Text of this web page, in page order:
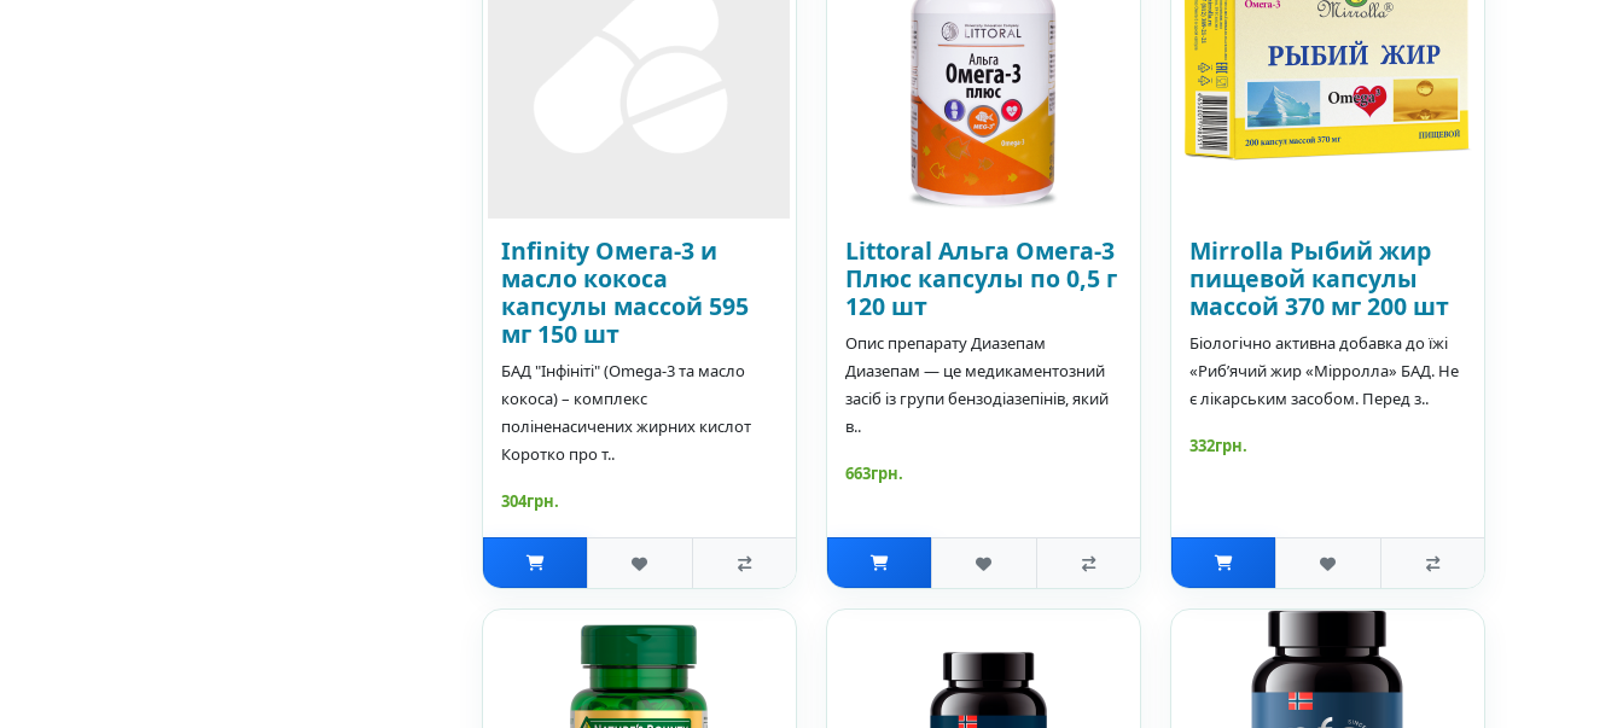
Infinity Омега-3 и
масло кокоса
капсулы массой 595
мг 150 шт
БАД "Інфініті" (Omega-3 та масло
кокоса) – комплекс
поліненасичених жирних кислот
Коротко про т..
304грн.
Littoral Альга Омега-3
Плюс капсулы по 0,5 г
120 шт
Опис препарату Диазепам
Диазепам — це медикаментозний
засіб із групи бензодіазепінів, який
в..
663грн.
Mirrolla Рыбий жир
пищевой капсулы
массой 370 мг 200 шт
Біологічно активна добавка до їжі
«Риб’ячий жир «Мірролла» БАД. Не
є лікарським засобом. Перед з..
332грн.